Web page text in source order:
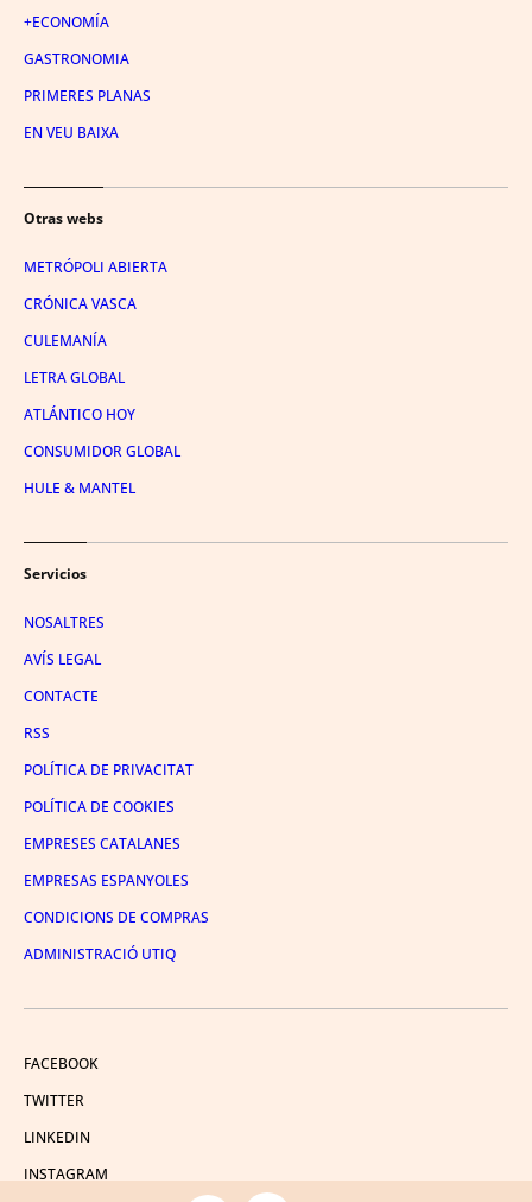
+ECONOMÍA
GASTRONOMIA
PRIMERES PLANAS
EN VEU BAIXA
Otras webs
METRÓPOLI ABIERTA
CRÓNICA VASCA
CULEMANÍA
LETRA GLOBAL
ATLÁNTICO HOY
CONSUMIDOR GLOBAL
HULE & MANTEL
Servicios
NOSALTRES
AVÍS LEGAL
CONTACTE
RSS
POLÍTICA DE PRIVACITAT
POLÍTICA DE COOKIES
EMPRESES CATALANES
EMPRESAS ESPANYOLES
CONDICIONS DE COMPRAS
ADMINISTRACIÓ UTIQ
FACEBOOK
TWITTER
LINKEDIN
INSTAGRAM